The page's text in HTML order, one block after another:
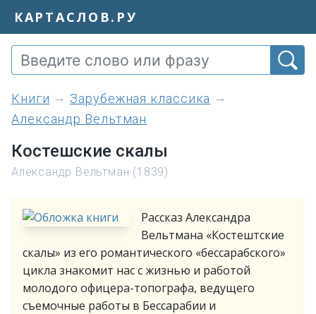
КАРТАСЛОВ.РУ
книги
Зарубежная классика
Александр Вельтман
Костешские скалы
Александр Вельтман (1839)
Рассказ Александра
Вельтмана «Костештские
скалы» из его романтического «бессарабского»
цикла знакомит нас с жизнью и работой
молодого офицера-топографа, ведущего
съемочные работы в Бессарабии и